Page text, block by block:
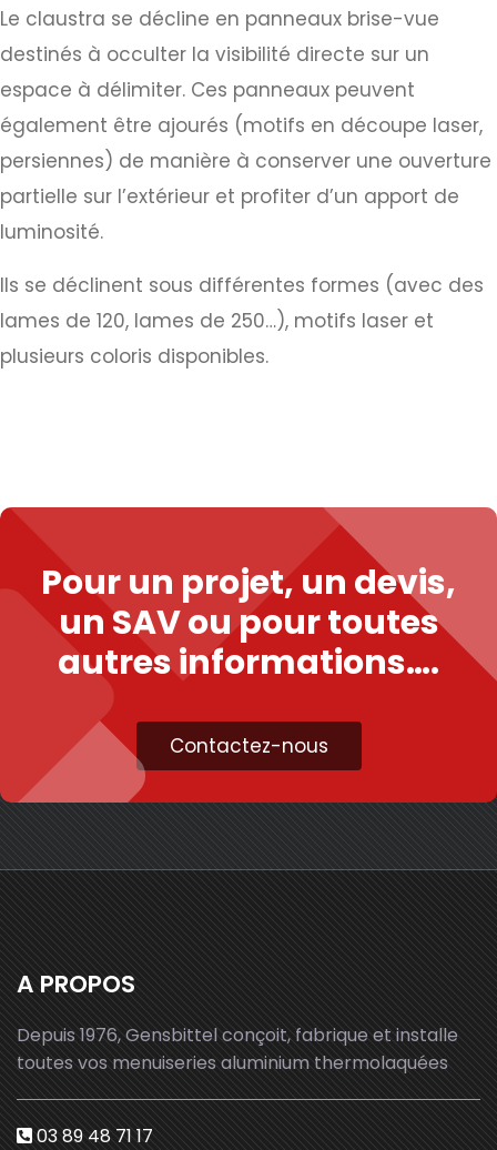
Le claustra se décline en panneaux brise-vue
destinés à occulter la visibilité directe sur un
espace à délimiter. Ces panneaux peuvent
également être ajourés (motifs en découpe laser,
persiennes) de manière à conserver une ouverture
partielle sur l’extérieur et profiter d’un apport de
luminosité.
Ils se déclinent sous différentes formes (avec des
lames de 120, lames de 250…), motifs laser et
plusieurs coloris disponibles.
Pour un projet, un devis,
un SAV ou pour toutes
autres informations….
Contactez-nous
A PROPOS
Depuis 1976, Gensbittel conçoit, fabrique et installe
toutes vos menuiseries aluminium thermolaquées
03 89 48 71 17